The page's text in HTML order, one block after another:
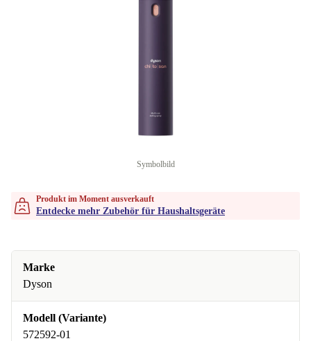
Symbolbild
Produkt im Moment ausverkauft
Entdecke mehr Zubehör für Haushaltsgeräte
Marke
Dyson
Modell (Variante)
572592-01